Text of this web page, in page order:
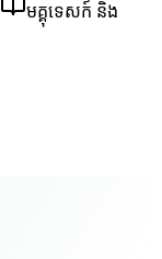
មគ្គុទេសក៍ និង